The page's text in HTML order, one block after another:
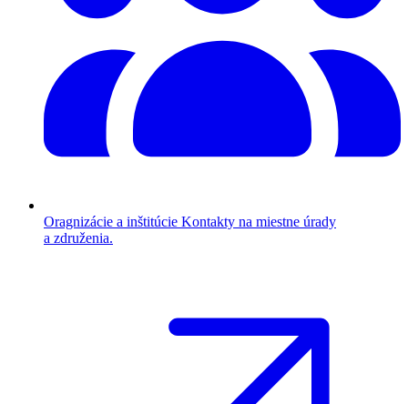
Oragnizácie a inštitúcie Kontakty na miestne úrady
a združenia.